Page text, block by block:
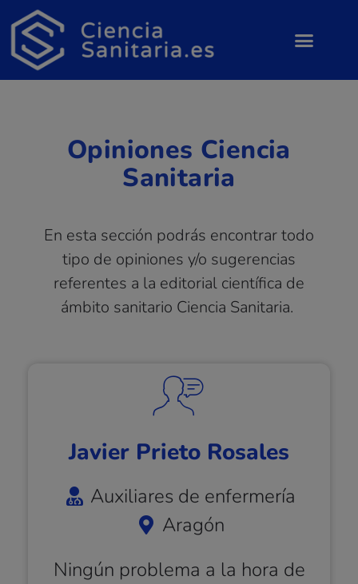
Opiniones Ciencia
Sanitaria
En esta sección podrás encontrar todo
tipo de opiniones y/o sugerencias
referentes a la editorial científica de
ámbito sanitario Ciencia Sanitaria.
Javier Prieto Rosales
Auxiliares de enfermería
Aragón
Ningún problema a la hora de